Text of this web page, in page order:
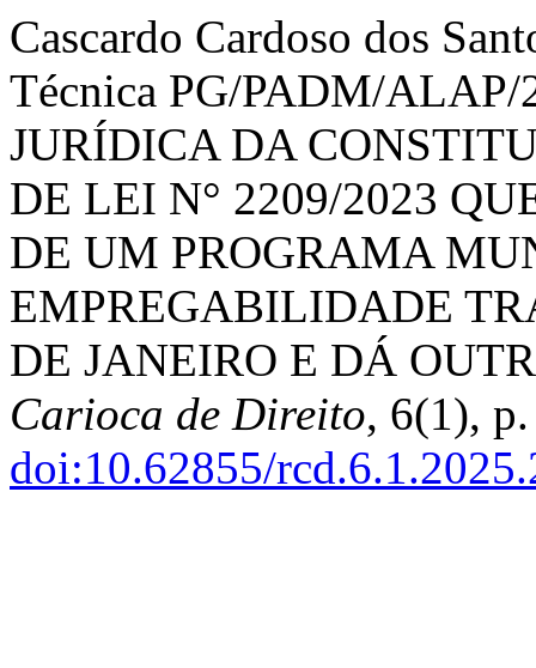
Cascardo Cardoso dos
Técnica PG/PADM/
JURÍDICA DA
DE LEI N° 2209/2023
DE UM PROGRAMA
EMPREGABILIDADE
DE JANEIRO E DÁ
Carioca de Direito, 6(1),
doi:10.62855/